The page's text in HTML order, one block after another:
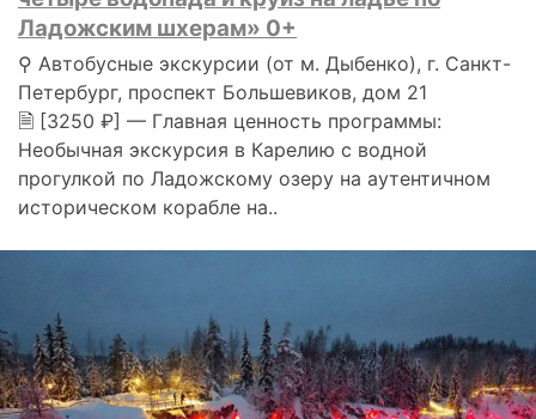
Ладожским шхерам» 0+
⚲ Автобусные экскурсии (от м. Дыбенко), г. Санкт-
Петербург, проспект Большевиков, дом 21
🗎 [3250 ₽] — Главная ценность программы:
Необычная экскурсия в Карелию с водной
прогулкой по Ладожскому озеру на аутентичном
историческом корабле на..